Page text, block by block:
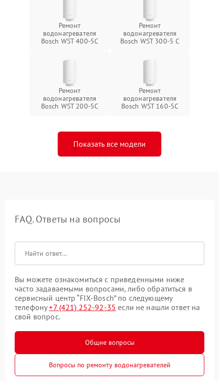
Ремонт
водонагревателя
Bosch WST 400-5C
Ремонт
водонагревателя
Bosch WST 300-5 C
Ремонт
водонагревателя
Bosch WST 200-5C
Ремонт
водонагревателя
Bosch WST 160-5C
Показать все модели
FAQ. Ответы на вопросы
Вы можете ознакомиться с приведенными ниже
часто задаваемыми вопросами, либо обратиться в
сервисный центр “FIX-Bosch” по следующему
телефону+7 (421) 252-92-35 если не нашли ответ на
свой вопрос.
Общие вопросы
Вопросы по ремонту водонагревателей